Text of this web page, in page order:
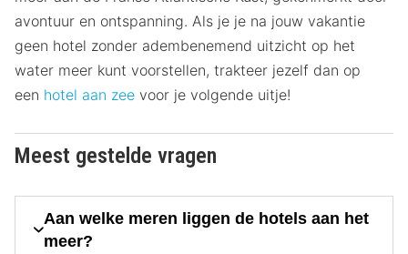
avontuur en ontspanning. Als je je na jouw vakantie
geen hotel zonder adembenemend uitzicht op het
water meer kunt voorstellen, trakteer jezelf dan op
een hotel aan zee voor je volgende uitje!
Meest gestelde vragen
Aan welke meren liggen de hotels aan het
meer?